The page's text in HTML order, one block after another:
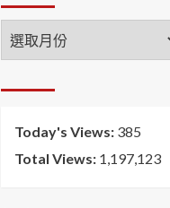
年
月
序
Today's Views: 385
Total Views: 1,197,123